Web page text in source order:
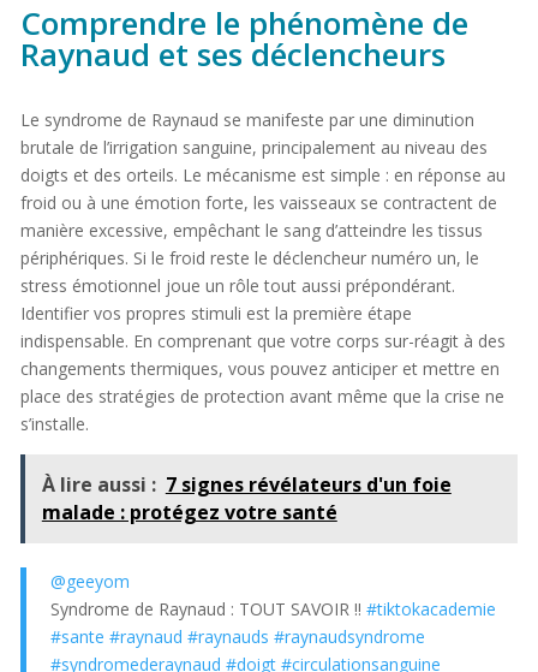
Comprendre le phénomène de
Raynaud et ses déclencheurs
Le syndrome de Raynaud se manifeste par une diminution
brutale de l’irrigation sanguine, principalement au niveau des
doigts et des orteils. Le mécanisme est simple : en réponse au
froid ou à une émotion forte, les vaisseaux se contractent de
manière excessive, empêchant le sang d’atteindre les tissus
périphériques. Si le froid reste le déclencheur numéro un, le
stress émotionnel joue un rôle tout aussi prépondérant.
Identifier vos propres stimuli est la première étape
indispensable. En comprenant que votre corps sur-réagit à des
changements thermiques, vous pouvez anticiper et mettre en
place des stratégies de protection avant même que la crise ne
s’installe.
À lire aussi : 7 signes révélateurs d'un foie
malade : protégez votre santé
@geeyom
Syndrome de Raynaud : TOUT SAVOIR !! #tiktokacademie
#sante #raynaud #raynauds #raynaudsyndrome
#syndromederaynaud #doigt #circulationsanguine